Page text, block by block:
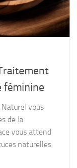
féminine
vous
de la
vous attend
naturelles.